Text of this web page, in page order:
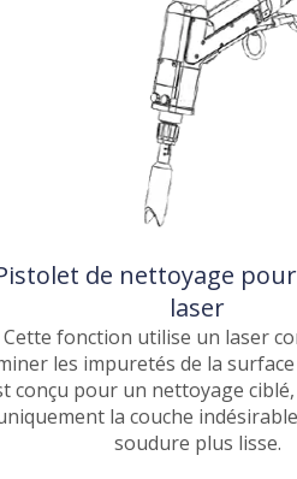
de nettoyage
laser
Cette fonction utilise un laser
les impuretés de la
conçu pour un nettoyage
la couche
soudure plus lisse.